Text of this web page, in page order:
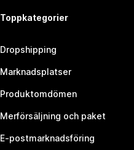
Toppkategorier
Dropshipping
Marknadsplatser
Produktomdömen
Merförsäljning och paket
E-postmarknadsföring